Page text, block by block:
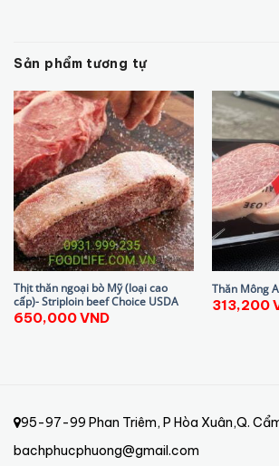
Sản phẩm tương tự
Thịt thăn ngoại bò Mỹ (loại cao
cấp)- Striploin beef Choice USDA
650,000VND
Thăn Mông
313,200
95-97-99 Phan Triêm, P Hòa Xuân,Q.
bachphucphuong@gmail.com